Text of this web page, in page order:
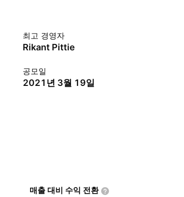
최고 경영자
Rikant Pittie
공모일
2021년 3월 19일
매출 대비 수익 전환